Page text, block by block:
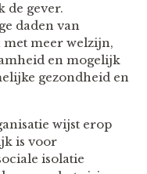
de gever.
daden van
meer welzijn,
en mogelijk
gezondheid en
wijst erop
is voor
isolatie